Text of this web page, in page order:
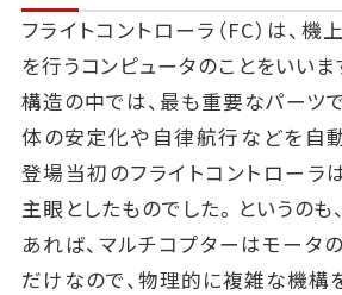
フライトコントローラ（FC）は、
を行うコンピュータのことをいい
構造の中では、最も重要なパーツで
体の安定化や自律航行などを自
登場当初のフライトコントローラ
主眼としたものでした。というの
あれば、マルチコプターはモータ
だけなので、物理的に複雑な機構